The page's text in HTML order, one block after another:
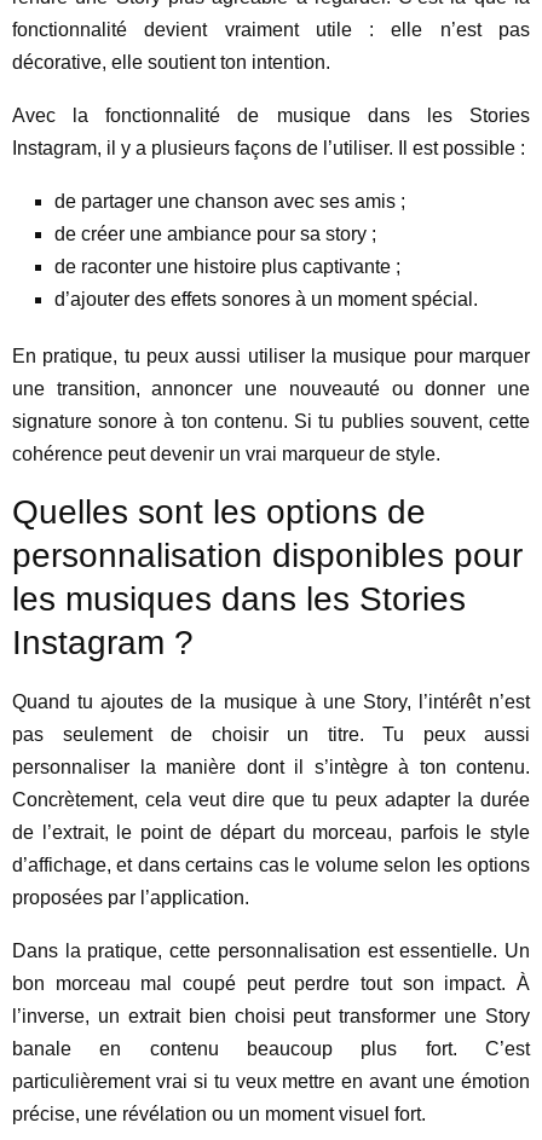
fonctionnalité devient vraiment utile : elle n’est pas
décorative, elle soutient ton intention.
Avec la fonctionnalité de musique dans les Stories
Instagram, il y a plusieurs façons de l’utiliser. Il est possible :
de partager une chanson avec ses amis ;
de créer une ambiance pour sa story ;
de raconter une histoire plus captivante ;
d’ajouter des effets sonores à un moment spécial.
En pratique, tu peux aussi utiliser la musique pour marquer
une transition, annoncer une nouveauté ou donner une
signature sonore à ton contenu. Si tu publies souvent, cette
cohérence peut devenir un vrai marqueur de style.
Quelles sont les options de
personnalisation disponibles pour
les musiques dans les Stories
Instagram ?
Quand tu ajoutes de la musique à une Story, l’intérêt n’est
pas seulement de choisir un titre. Tu peux aussi
personnaliser la manière dont il s’intègre à ton contenu.
Concrètement, cela veut dire que tu peux adapter la durée
de l’extrait, le point de départ du morceau, parfois le style
d’affichage, et dans certains cas le volume selon les options
proposées par l’application.
Dans la pratique, cette personnalisation est essentielle. Un
bon morceau mal coupé peut perdre tout son impact. À
l’inverse, un extrait bien choisi peut transformer une Story
banale en contenu beaucoup plus fort. C’est
particulièrement vrai si tu veux mettre en avant une émotion
précise, une révélation ou un moment visuel fort.